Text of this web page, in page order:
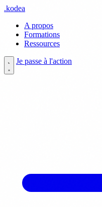
.kodea
A propos
Formations
Ressources
Je passe à l'action